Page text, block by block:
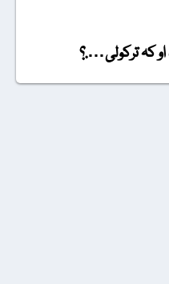
او کہ ترکولی….؟